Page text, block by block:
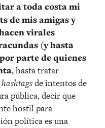
a toda costa mi
de mis amigas y
virales
(y hasta
parte de quienes
, hasta tratar
hashtagsde intentos de
pública, decir que
hostil para
política es una